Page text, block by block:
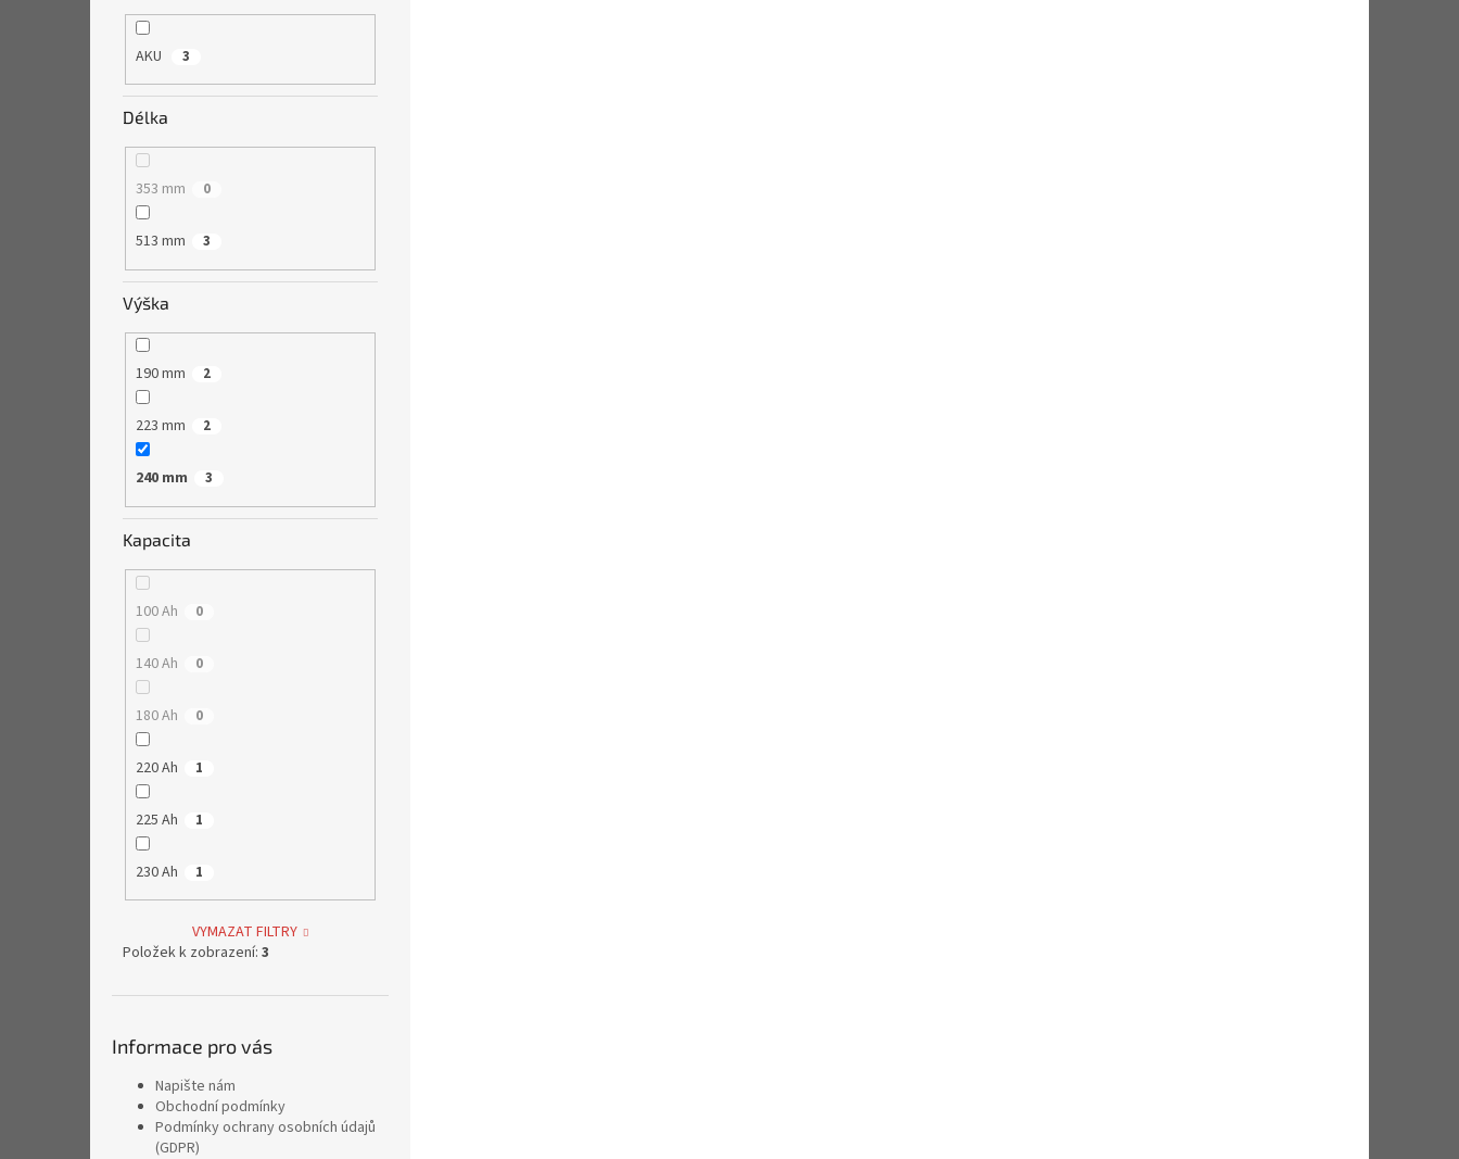
AKU 3
Délka
353 mm 0
513 mm 3
Výška
190 mm 2
223 mm 2
240 mm 3
Kapacita
100 Ah 0
140 Ah 0
180 Ah 0
220 Ah 1
225 Ah 1
230 Ah 1
VYMAZAT FILTRY
Položek k zobrazení: 3
Informace pro vás
Napište nám
Obchodní podmínky
Podmínky ochrany osobních údajů
(GDPR)